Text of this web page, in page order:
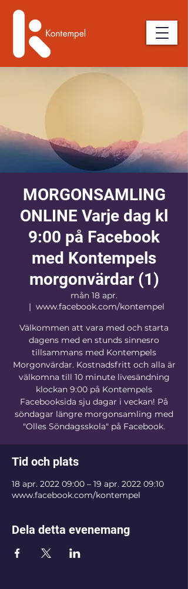
MORGONSAMLING
ONLINE Varje dag kl
9:00 på Facebook
med Kontempels
morgonvärdar (1)
mån 18 apr.
  |
www.facebook.com/kontempel
Välkommen att vara med och starta
dagens med en stunds sinnesro
tillsammans med Kontempels
Morgonvärdar. Kostnadsfritt och alla är
välkomna till 10 minute livesändning
klockan 9:00 på Kontempels
Facebooksida sju dagar i veckan! På
söndagar längre morgonsamling med
"Olles Söndagsskola" på Facebook.
Tid och plats
18 apr. 2022 09:00 – 19 apr. 2022 09:10
www.facebook.com/kontempel
Dela detta evenemang